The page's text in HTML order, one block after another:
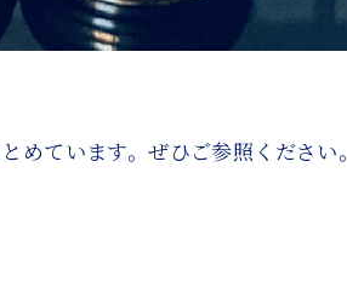
めています。ぜひご参照ください。